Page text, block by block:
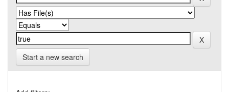
Start a new search